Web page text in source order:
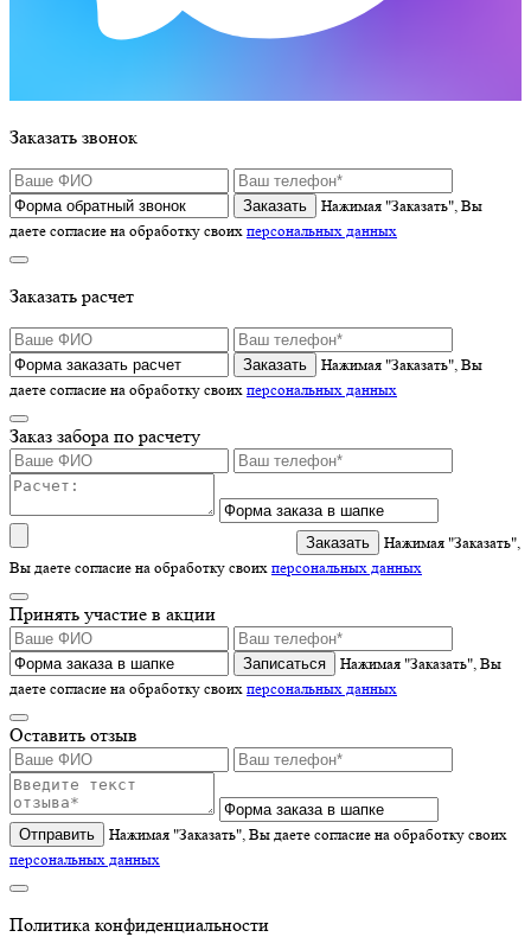
Заказать звонок
Нажимая "Заказать", Вы
даете согласие на обработку своих персональных данных
Заказать расчет
Нажимая "Заказать", Вы
даете согласие на обработку своих персональных данных
Заказ забора по расчету
Нажимая "Заказать",
Вы даете согласие на обработку своих персональных данных
Принять участие в акции
Записаться
Нажимая "Заказать", Вы
даете согласие на обработку своих персональных данных
Оставить отзыв
Отправить
Нажимая "Заказать", Вы даете согласие на обработку своих
персональных данных
Политика конфиденциальности